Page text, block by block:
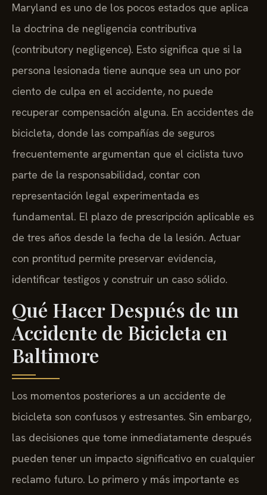
Maryland es uno de los pocos estados que aplica
la doctrina de negligencia contributiva
(contributory negligence). Esto significa que si la
persona lesionada tiene aunque sea un uno por
ciento de culpa en el accidente, no puede
recuperar compensación alguna. En accidentes de
bicicleta, donde las compañías de seguros
frecuentemente argumentan que el ciclista tuvo
parte de la responsabilidad, contar con
representación legal experimentada es
fundamental. El plazo de prescripción aplicable es
de tres años desde la fecha de la lesión. Actuar
con prontitud permite preservar evidencia,
identificar testigos y construir un caso sólido.
Qué Hacer Después de un
Accidente de Bicicleta en
Baltimore
Los momentos posteriores a un accidente de
bicicleta son confusos y estresantes. Sin embargo,
las decisiones que tome inmediatamente después
pueden tener un impacto significativo en cualquier
reclamo futuro. Lo primero y más importante es